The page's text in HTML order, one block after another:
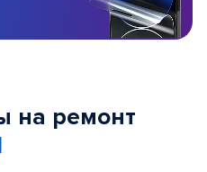
на ремонт